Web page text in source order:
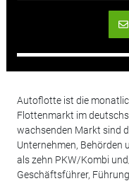
Autoflotte ist die
Flottenmarkt im
wachsenden Markt sind
Unternehmen, Behörden
als zehn PKW/Kombi
Geschäftsführer,